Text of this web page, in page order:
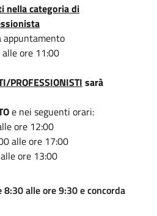
nella categoria di
appuntamento
ore 11:00
PROFESSIONISTI sarà
e nei seguenti orari:
ore 12:00
alle ore 17:00
ore 13:00
alle ore 9:30 e concorda